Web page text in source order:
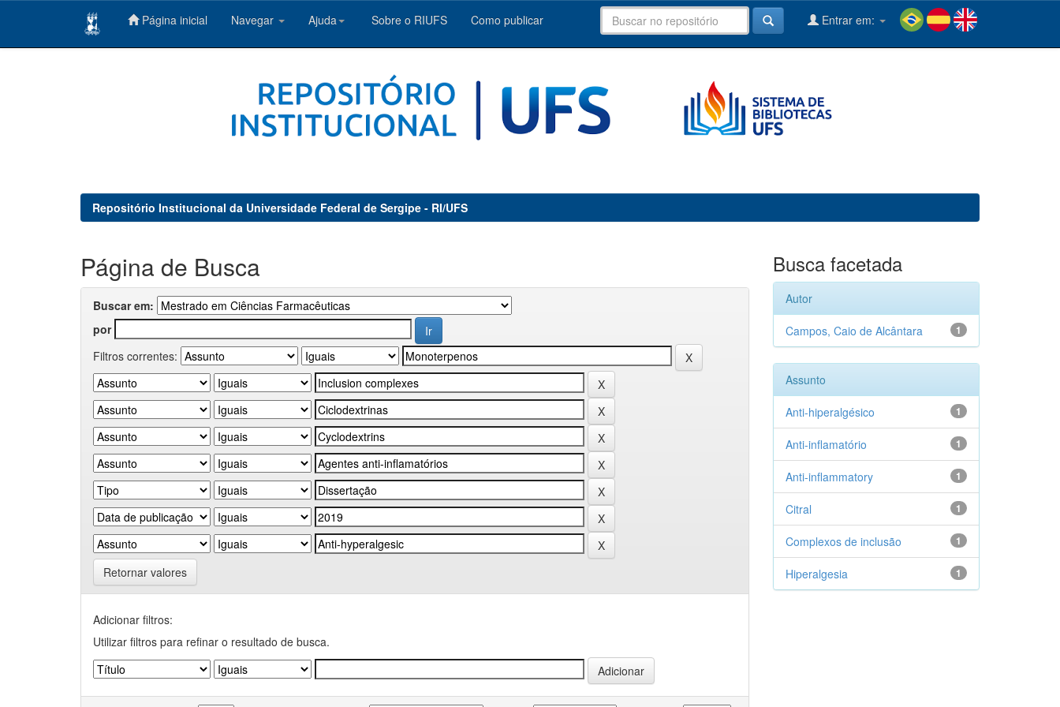
Página inicial Navegar Ajuda Sobre o RIUFS Como publicar Entrar em:
Repositório Institucional da Universidade Federal de Sergipe - RI/UFS
Página de Busca
Buscar em:
por
Filtros correntes:
Retornar valores
Adicionar filtros:
Utilizar filtros para refinar o resultado de busca.
Busca facetada
Autor
1
Campos, Caio de Alcântara
Assunto
1
Anti-hiperalgésico
1
Anti-inflamatório
1
Anti-inflammatory
1
Citral
1
Complexos de inclusão
1
Hiperalgesia